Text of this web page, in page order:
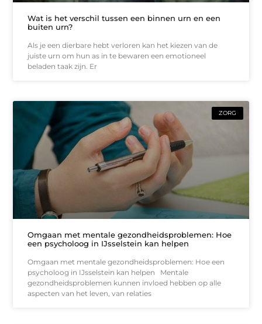
Wat is het verschil tussen een binnen urn en een
buiten urn?
Als je een dierbare hebt verloren kan het kiezen van de
juiste urn om hun as in te bewaren een emotioneel
beladen taak zijn. Er
ZORG
Omgaan met mentale gezondheidsproblemen: Hoe
een psycholoog in IJsselstein kan helpen
Omgaan met mentale gezondheidsproblemen: Hoe een
psycholoog in IJsselstein kan helpen Mentale
gezondheidsproblemen kunnen invloed hebben op alle
aspecten van het leven, van relaties